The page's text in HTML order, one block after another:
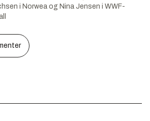
i Norwea og Nina Jensen i WWF-